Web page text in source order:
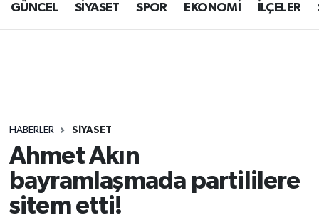
GÜNCEL SİYASET SPOR EKONOMİ İLÇELER
HABERLER SİYASET
Ahmet Akın
bayramlaşmada partililere
sitem etti!